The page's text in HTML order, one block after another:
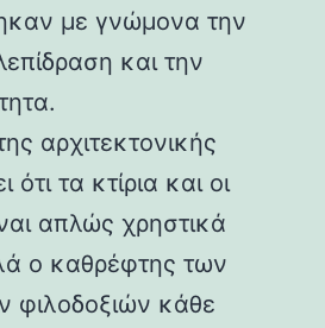
με γνώμονα την
και την
αρχιτεκτονικής
ότι τα κτίρια και οι
απλώς χρηστικά
ο καθρέφτης των
φιλοδοξιών κάθε